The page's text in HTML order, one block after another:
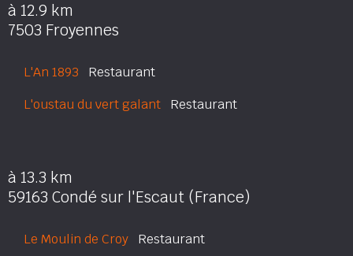
à 12.9 km
7503 Froyennes
L'An 1893 Restaurant
L'oustau du vert galant Restaurant
à 13.3 km
59163 Condé sur l'Escaut (France)
Le Moulin de Croy Restaurant